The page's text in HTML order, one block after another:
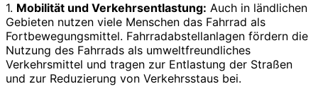
1. Mobilität und Verkehrsentlastung: Auch in ländlichen
Gebieten nutzen viele Menschen das Fahrrad als
Fortbewegungsmittel. Fahrradabstellanlagen fördern die
Nutzung des Fahrrads als umweltfreundliches
Verkehrsmittel und tragen zur Entlastung der Straßen
und zur Reduzierung von Verkehrsstaus bei.